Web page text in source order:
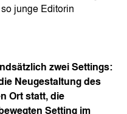
junge Editorin
zwei Settings:
Neugestaltung des
Ort statt, die
Setting im